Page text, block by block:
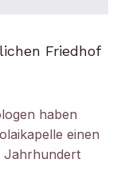
Friedhof
haben
einen
Jahrhundert